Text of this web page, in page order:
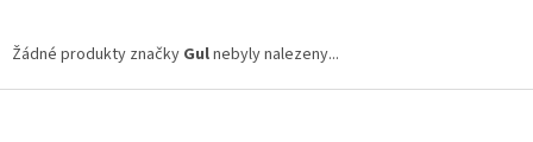
Žádné produkty značky Gulnebyly nalezeny...